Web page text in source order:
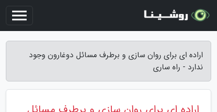
اراده ای برای روان سازی و برطرف مسائل دوغارون وجود
ندارد - راه ساری